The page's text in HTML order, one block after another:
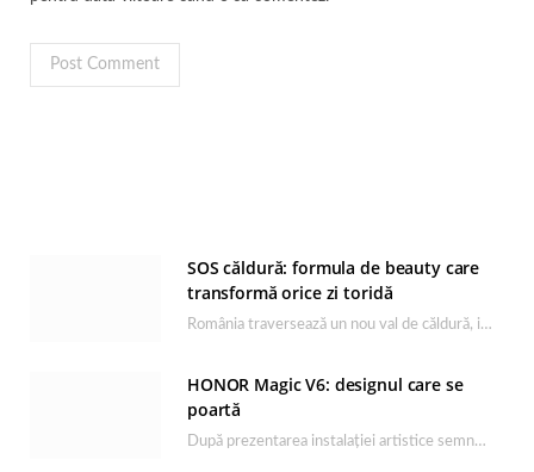
SOS căldură: formula de beauty care
transformă orice zi toridă
România traversează un nou val de căldură, iar rutina de îngrijire capătă un rol esențial…
HONOR Magic V6: designul care se
poartă
După prezentarea instalației artistice semnată de Catrinel Săbăciag în cadrul evenimentului de lansare HONOR Magic…